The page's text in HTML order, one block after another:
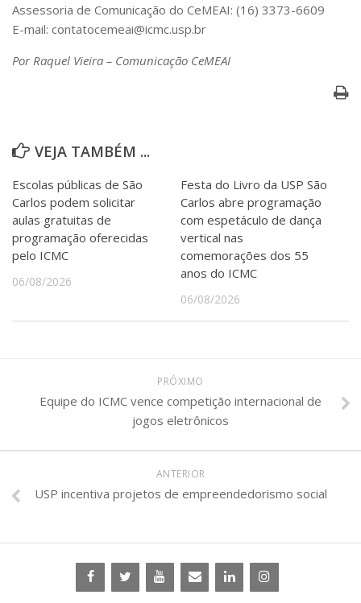
Assessoria de Comunicação do CeMEAI: (16) 3373-6609
E-mail: contatocemeai@icmc.usp.br
Por Raquel Vieira – Comunicação CeMEAI
VEJA TAMBÉM ...
Escolas públicas de São
Carlos podem solicitar
aulas gratuitas de
programação oferecidas
pelo ICMC
06/08/2026
Festa do Livro da USP São
Carlos abre programação
com espetáculo de dança
vertical nas
comemorações dos 55
anos do ICMC
06/08/2026
PRÓXIMO
Equipe do ICMC vence competição internacional de
jogos eletrônicos
ANTERIOR
USP incentiva projetos de empreendedorismo social